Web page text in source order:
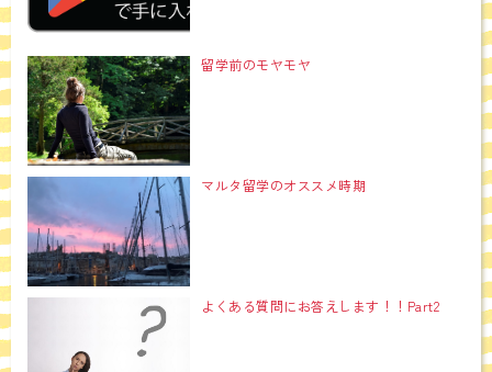
留学前のモヤモヤ
マルタ留学のオススメ時期
よくある質問にお答えします！！Part2